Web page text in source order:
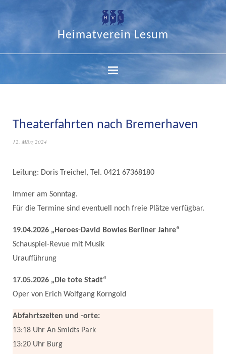
Heimatverein Lesum
Theaterfahrten nach Bremerhaven
12. März 2024
Leitung: Doris Treichel, Tel. 0421 67368180
Immer am Sonntag.
Für die Termine sind eventuell noch freie Plätze verfügbar.
19.04.2026 „Heroes-David Bowies Berliner Jahre“
Schauspiel-Revue mit Musik
Uraufführung
17.05.2026 „Die tote Stadt“
Oper von Erich Wolfgang Korngold
Abfahrtszeiten und -orte:
13:18 Uhr An Smidts Park
13:20 Uhr Burg